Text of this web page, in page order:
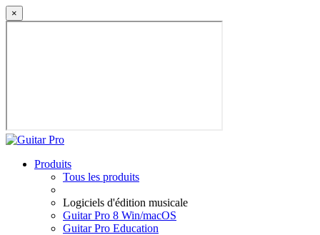
×
Produits
Tous les produits
Logiciels d'édition musicale
Guitar Pro 8 Win/macOS
Guitar Pro Education